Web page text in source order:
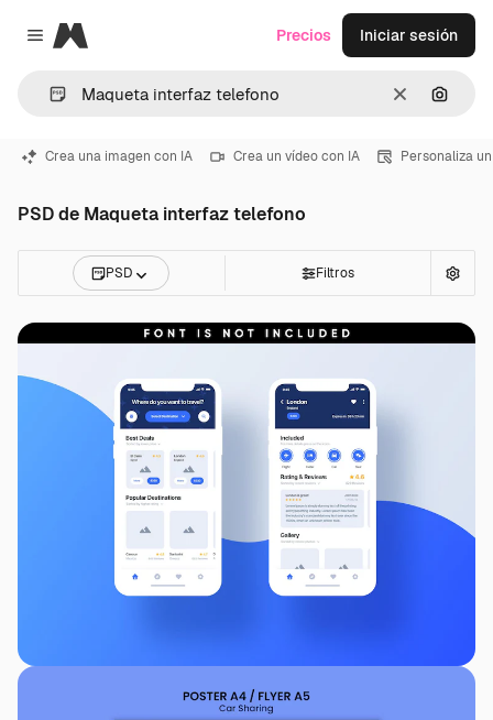
Close menu
Magnific
Borrar
Precios Iniciar sesión
Crea una imagen con IA Crea un vídeo con IA Personaliza
PSD de Maqueta interfaz telefono
PSD Filtros